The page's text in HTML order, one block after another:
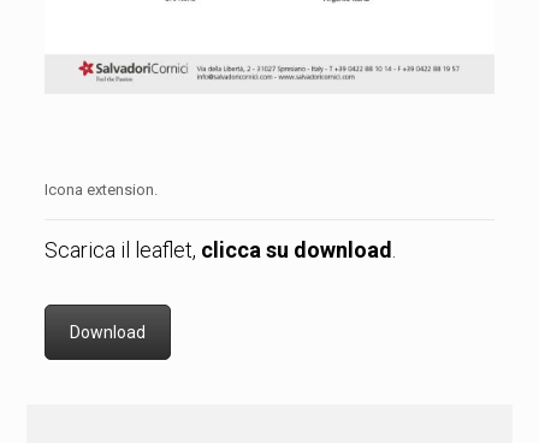
Icona extension.
Scarica il leaflet, clicca su download
Download